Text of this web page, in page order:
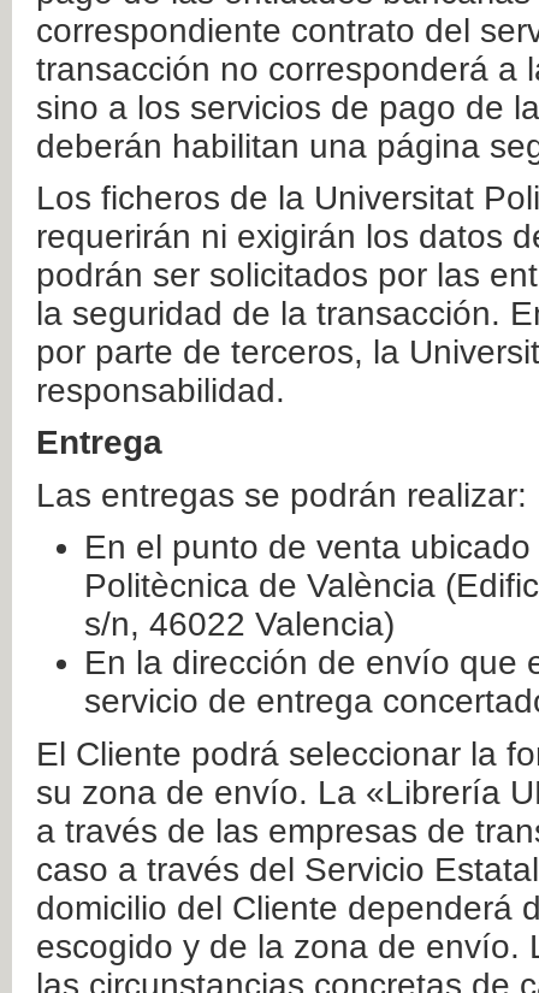
correspondiente contrato del
transacción no corresponderá a
sino a los servicios de pago de
deberán habilitan una página
Los ficheros de la Universitat
requerirán ni exigirán los datos
podrán ser solicitados por las
la seguridad de la transacción.
por parte de terceros, la
responsabilidad.
Entrega
Las entregas se podrán realizar:
En el punto de venta
Politècnica de València
s/n, 46022 Valencia)
En la dirección de envío que
servicio de entrega
El Cliente podrá seleccionar la
su zona de envío. La «Librería
a través de las empresas de
caso a través del Servicio
domicilio del Cliente dependerá
escogido y de la zona de envío.
las circunstancias concretas de